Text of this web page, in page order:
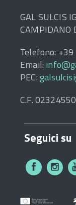
GAL SULCIS
CAMPIDANO
Telefono:
Email:
PEC:
C.F.
Seguici su